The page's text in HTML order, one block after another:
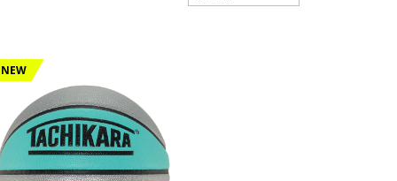
NEW